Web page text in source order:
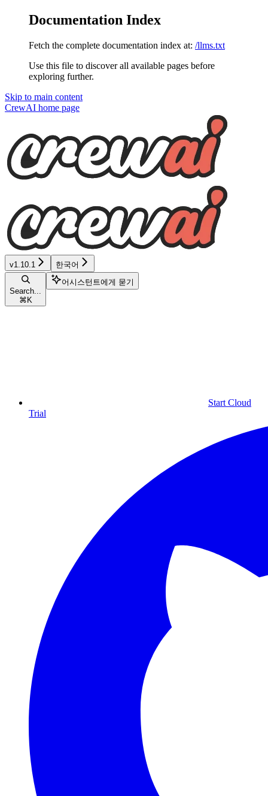
Documentation Index
Fetch the complete documentation index at: /llms.txt
Use this file to discover all available pages before
exploring further.
Skip to main content
CrewAI home page
v1.10.1 한국어
Search...
⌘ K
어시스턴트에게 묻기
Start Cloud
Trial